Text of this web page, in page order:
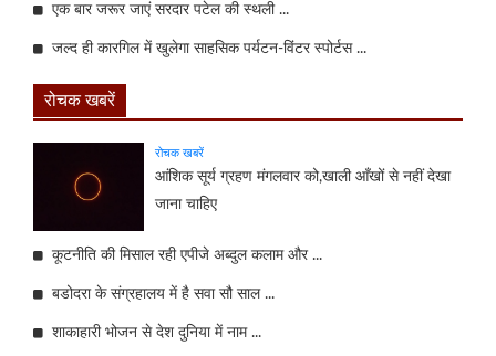
एक बार जरूर जाएं सरदार पटेल की स्थली ...
जल्द ही कारगिल में खुलेगा साहसिक पर्यटन-विंटर स्पोर्टस ...
रोचक खबरें
रोचक खबरें
आंशिक सूर्य ग्रहण मंगलवार को,खाली आँखों से नहीं देखा
जाना चाहिए
कूटनीति की मिसाल रही एपीजे अब्दुल कलाम और ...
बडोदरा के संग्रहालय में है सवा सौ साल ...
शाकाहारी भोजन से देश दुनिया में नाम ...